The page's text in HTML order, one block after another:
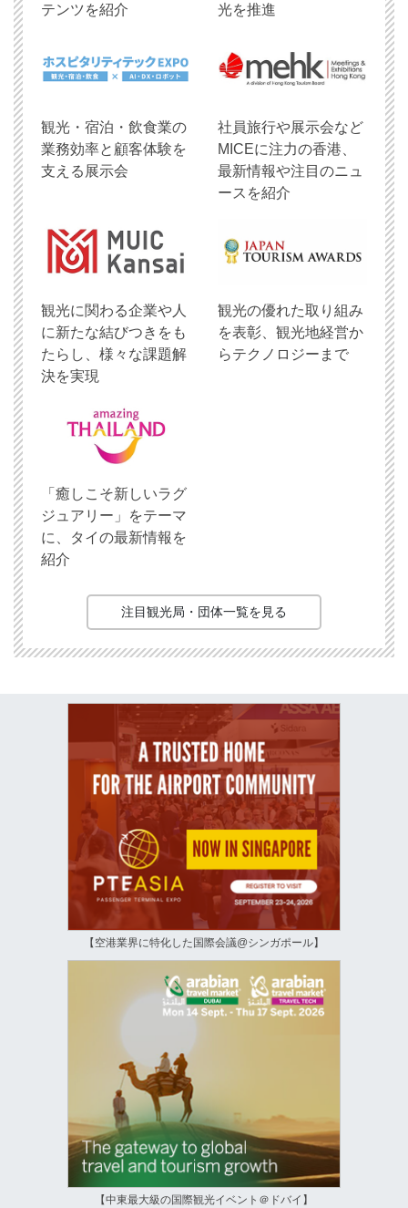
テンツを紹介
光を推進
観光・宿泊・飲食業の
業務効率と顧客体験を
支える展示会
社員旅行や展示会など
MICEに注力の香港、
最新情報や注目のニュ
ースを紹介
観光に関わる企業や人
に新たな結びつきをも
たらし、様々な課題解
決を実現
観光の優れた取り組み
を表彰、観光地経営か
らテクノロジーまで
「癒しこそ新しいラグ
ジュアリー」をテーマ
に、タイの最新情報を
紹介
注目観光局・団体一覧を見る
【空港業界に特化した国際会議@シンガポール】
【中東最大級の国際観光イベント＠ドバイ】